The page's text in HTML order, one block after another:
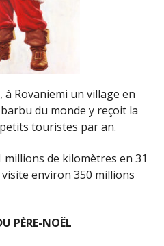
Rovaniemi un village en
du monde y reçoit la
touristes par an.
de kilomètres en 31
environ 350 millions
PÈRE-NOËL